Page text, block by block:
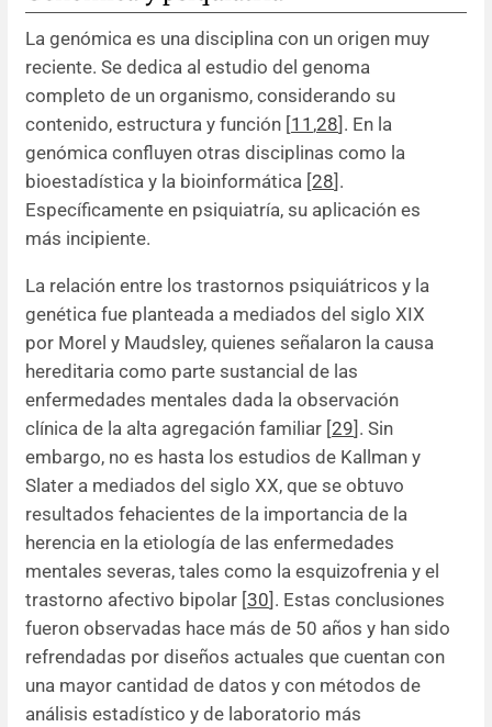
La genómica es una disciplina con un origen muy
reciente. Se dedica al estudio del genoma
completo de un organismo, considerando su
contenido, estructura y función [11 ,28]. En la
genómica confluyen otras disciplinas como la
bioestadística y la bioinformática [28].
Específicamente en psiquiatría, su aplicación es
más incipiente.
La relación entre los trastornos psiquiátricos y la
genética fue planteada a mediados del siglo XIX
por Morel y Maudsley, quienes señalaron la causa
hereditaria como parte sustancial de las
enfermedades mentales dada la observación
clínica de la alta agregación familiar [29]. Sin
embargo, no es hasta los estudios de Kallman y
Slater a mediados del siglo XX, que se obtuvo
resultados fehacientes de la importancia de la
herencia en la etiología de las enfermedades
mentales severas, tales como la esquizofrenia y el
trastorno afectivo bipolar [30]. Estas conclusiones
fueron observadas hace más de 50 años y han sido
refrendadas por diseños actuales que cuentan con
una mayor cantidad de datos y con métodos de
análisis estadístico y de laboratorio más